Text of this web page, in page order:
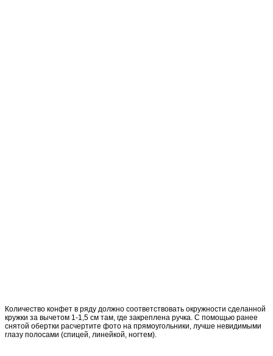
Количество конфет в ряду должно соответствовать окружности сделанной
кружки за вычетом 1-1,5 см там, где закреплена ручка. С помощью ранее
снятой обертки расчертите фото на прямоугольники, лучше невидимыми
глазу полосами (спицей, линейкой, ногтем).